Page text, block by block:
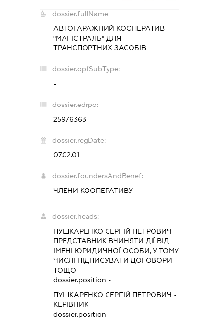
dossier.fullName:
АВТОГАРАЖНИЙ КООПЕРАТИВ
"МАГІСТРАЛЬ" ДЛЯ
ТРАНСПОРТНИХ ЗАСОБІВ
dossier.opfSubType:
-
dossier.edrpo:
25976363
dossier.regDate:
07.02.01
dossier.foundersAndBenef:
ЧЛЕНИ КООПЕРАТИВУ
dossier.heads:
ПУШКАРЕНКО СЕРГІЙ ПЕТРОВИЧ -
ПРЕДСТАВНИК ВЧИНЯТИ ДІЇ ВІД
ІМЕНІ ЮРИДИЧНОЇ ОСОБИ, У ТОМУ
ЧИСЛІ ПІДПИСУВАТИ ДОГОВОРИ
ТОЩО
dossier.position -
ПУШКАРЕНКО СЕРГІЙ ПЕТРОВИЧ -
КЕРІВНИК
dossier.position -